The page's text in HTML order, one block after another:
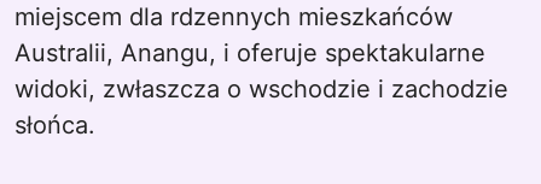
miejscem dla rdzennych mieszkańców
Australii, Anangu, i oferuje spektakularne
widoki, zwłaszcza o wschodzie i zachodzie
słońca.